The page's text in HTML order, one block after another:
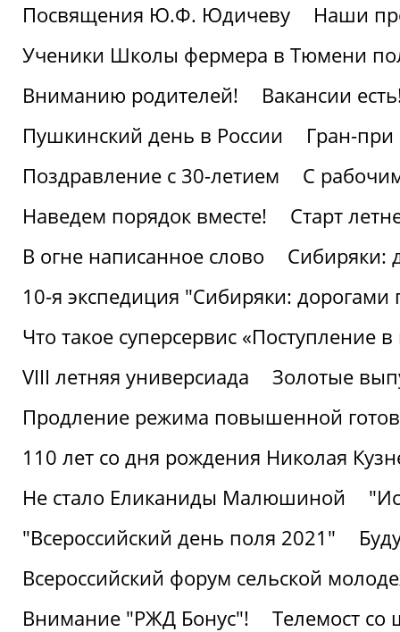
Посвящения Ю.Ф. Юдичеву
Наши
Ученики Школы фермера в Тюмени
Вниманию родителей!
Вакансии
Пушкинский день в России
Гран-
Поздравление с 30-летием
С
Наведем порядок вместе!
Старт
В огне написанное слово
Сибиряки:
10-я экспедиция "Сибиряки: дорогами
Что такое суперсервис «Поступление
VIII летняя универсиада
Золотые
Продление режима повышенной
110 лет со дня рождения Николая
Не стало Еликаниды Малюшиной
"Всероссийский день поля 2021"
Всероссийский форум сельской
Внимание "РЖД Бонус"!
Телемост